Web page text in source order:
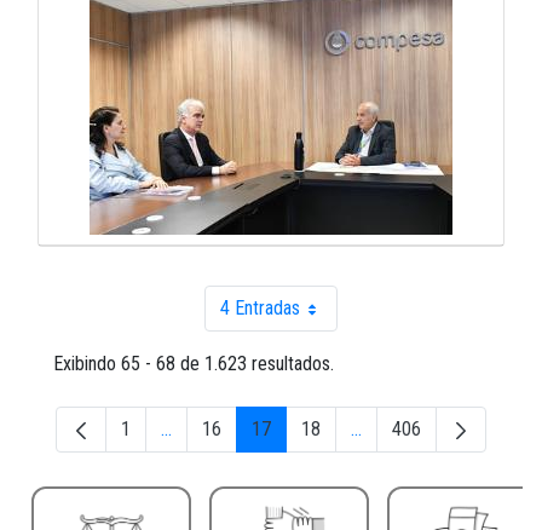
4 EntradasPor página
Exibindo 65 - 68 de 1.623 resultados.
Página
1 ...Páginas intermediárias Usar ABA para navegar.
Página
16 Página
17 Página
18 ...Páginas intermediárias
Página
406